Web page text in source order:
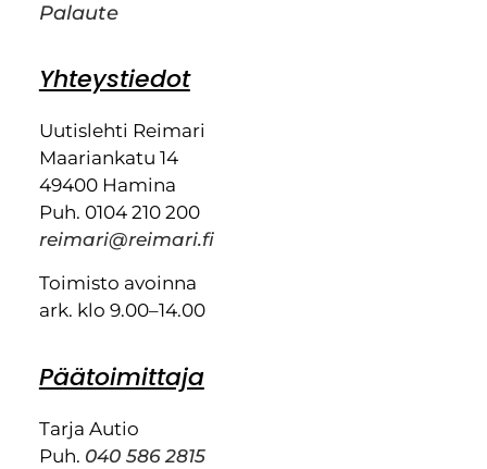
Palaute
Yhteystiedot
Uutislehti Reimari
Maariankatu 14
49400 Hamina
Puh. 0104 210 200
reimari@reimari.fi
Toimisto avoinna
ark. klo 9.00–14.00
Päätoimittaja
Tarja Autio
Puh. 040 586 2815